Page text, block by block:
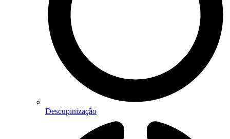
Descupinização